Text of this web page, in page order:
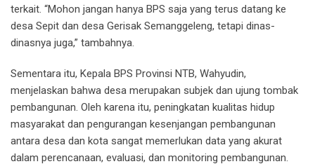
terkait. “Mohon jangan hanya BPS saja yang terus datang ke
desa Sepit dan desa Gerisak Semanggeleng, tetapi dinas-
dinasnya juga,” tambahnya.
Sementara itu, Kepala BPS Provinsi NTB, Wahyudin,
menjelaskan bahwa desa merupakan subjek dan ujung tombak
pembangunan. Oleh karena itu, peningkatan kualitas hidup
masyarakat dan pengurangan kesenjangan pembangunan
antara desa dan kota sangat memerlukan data yang akurat
dalam perencanaan, evaluasi, dan monitoring pembangunan.